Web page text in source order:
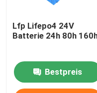
VR Show
Lfp Lifepo4 24V
Batterie 24h 80h
Bestpreis